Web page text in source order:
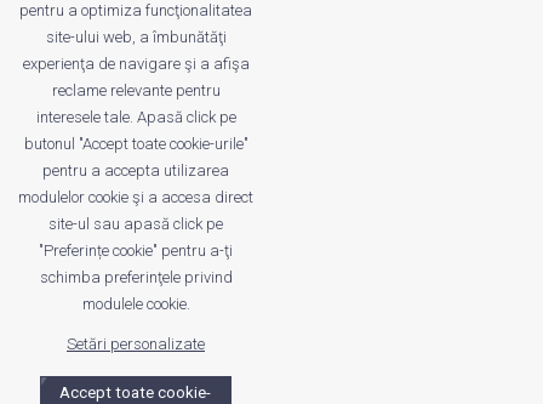
Un mod simplu de “depozitare” sau
mai bine spus afișare a figurinelor
LEGO.
Despre noi Publicitate
Privacy
© UrbanKID. Proiect dezvoltat de Dana și
Dragomirescu. Temă WordPress:
pentru a optimiza funcţionalitatea
site-ului web, a îmbunătăţi
experienţa de navigare şi a afişa
reclame relevante pentru
interesele tale. Apasă click pe
butonul "Accept toate cookie-urile"
pentru a accepta utilizarea
modulelor cookie şi a accesa direct
site-ul sau apasă click pe
"Preferințe cookie" pentru a-ţi
schimba preferinţele privind
modulele cookie.
Setări personalizate
Accept toate cookie-